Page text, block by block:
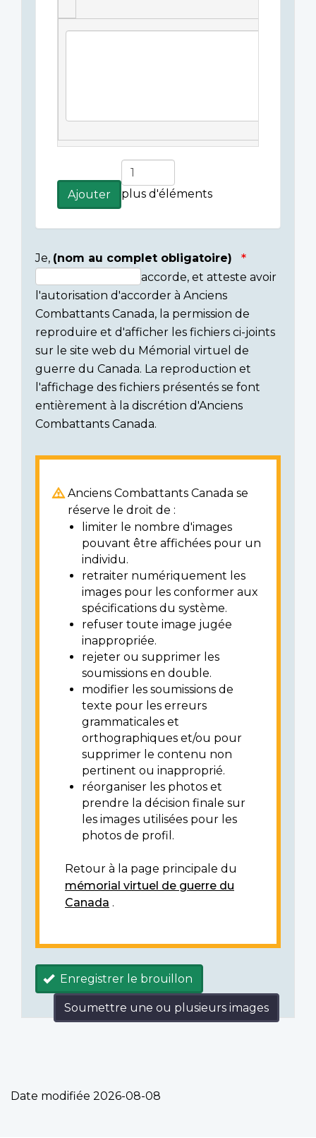
Ajouter
Ajouter
plus
d'éléments
plus d'éléments
Consent
section
Je, (nom au complet obligatoire)
accorde, et atteste avoir
l'autorisation d'accorder à Anciens
Combattants Canada, la permission de
reproduire et d'afficher les fichiers ci-joints
sur le site web du Mémorial virtuel de
guerre du Canada. La reproduction et
l'affichage des fichiers présentés se font
entièrement à la discrétion d'Anciens
Combattants Canada.
Anciens Combattants Canada se
réserve le droit de :
limiter le nombre d'images
pouvant être affichées pour un
individu.
retraiter numériquement les
images pour les conformer aux
spécifications du système.
refuser toute image jugée
inappropriée.
rejeter ou supprimer les
soumissions en double.
modifier les soumissions de
texte pour les erreurs
grammaticales et
orthographiques et/ou pour
supprimer le contenu non
pertinent ou inapproprié.
réorganiser les photos et
prendre la décision finale sur
les images utilisées pour les
photos de profil.
Retour à la page principale du
mémorial virtuel de guerre du
Canada .
Enregistrer le brouillon
Soumettre une ou plusieurs images
Date modifiée 2026-08-08